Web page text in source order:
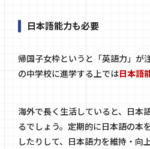
日本語能力も必要
帰国子女枠というと「英語力」が
の中学校に進学する上では日本語
海外で長く生活していると、日本
るでしょう。定期的に日本語の本
したりして、日本語力を維持・向